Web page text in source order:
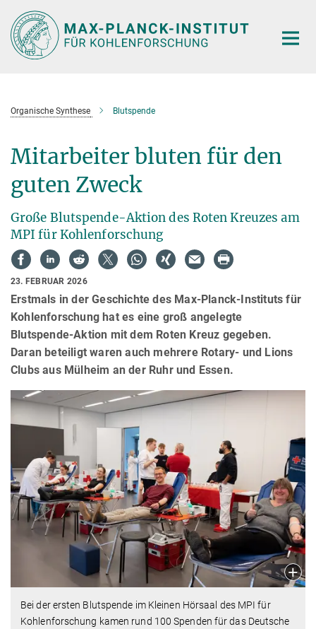
Hauptinhalt
Organische Synthese Blutspende
Mitarbeiter bluten für den
guten Zweck
Große Blutspende-Aktion des Roten Kreuzes am
MPI für Kohlenforschung
23. FEBRUAR 2026
Erstmals in der Geschichte des Max-Planck-Instituts für
Kohlenforschung hat es eine groß angelegte
Blutspende-Aktion mit dem Roten Kreuz gegeben.
Daran beteiligt waren auch mehrere Rotary- und Lions
Clubs aus Mülheim an der Ruhr und Essen.
Bei der ersten Blutspende im Kleinen Hörsaal des MPI für
Kohlenforschung kamen rund 100 Spenden für das Deutsche